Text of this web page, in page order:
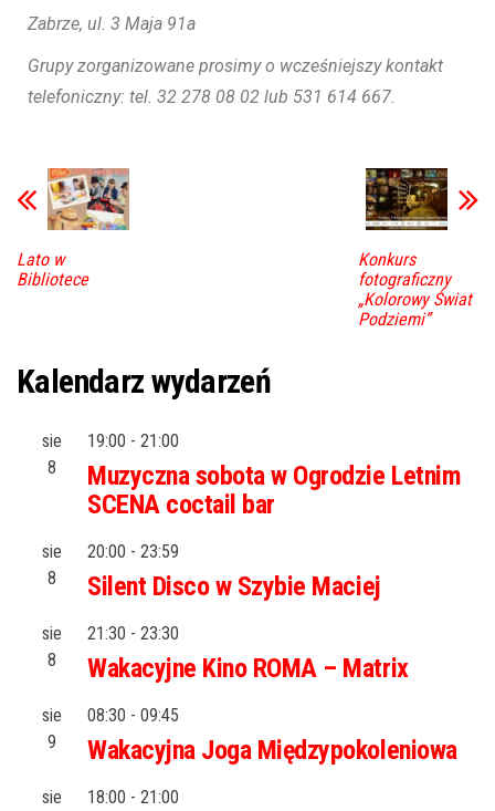
Zabrze, ul. 3 Maja 91a
Grupy zorganizowane prosimy o wcześniejszy kontakt
telefoniczny: tel. 32 278 08 02 lub 531 614 667.
Lato w
Bibliotece
Konkurs
fotograficzny
„Kolorowy Świat
Podziemi”
Kalendarz wydarzeń
sie
8
19:00 - 21:00
Muzyczna sobota w Ogrodzie Letnim
SCENA coctail bar
sie
8
20:00 - 23:59
Silent Disco w Szybie Maciej
sie
8
21:30 - 23:30
Wakacyjne Kino ROMA – Matrix
sie
9
08:30 - 09:45
Wakacyjna Joga Międzypokoleniowa
sie
18:00 - 21:00